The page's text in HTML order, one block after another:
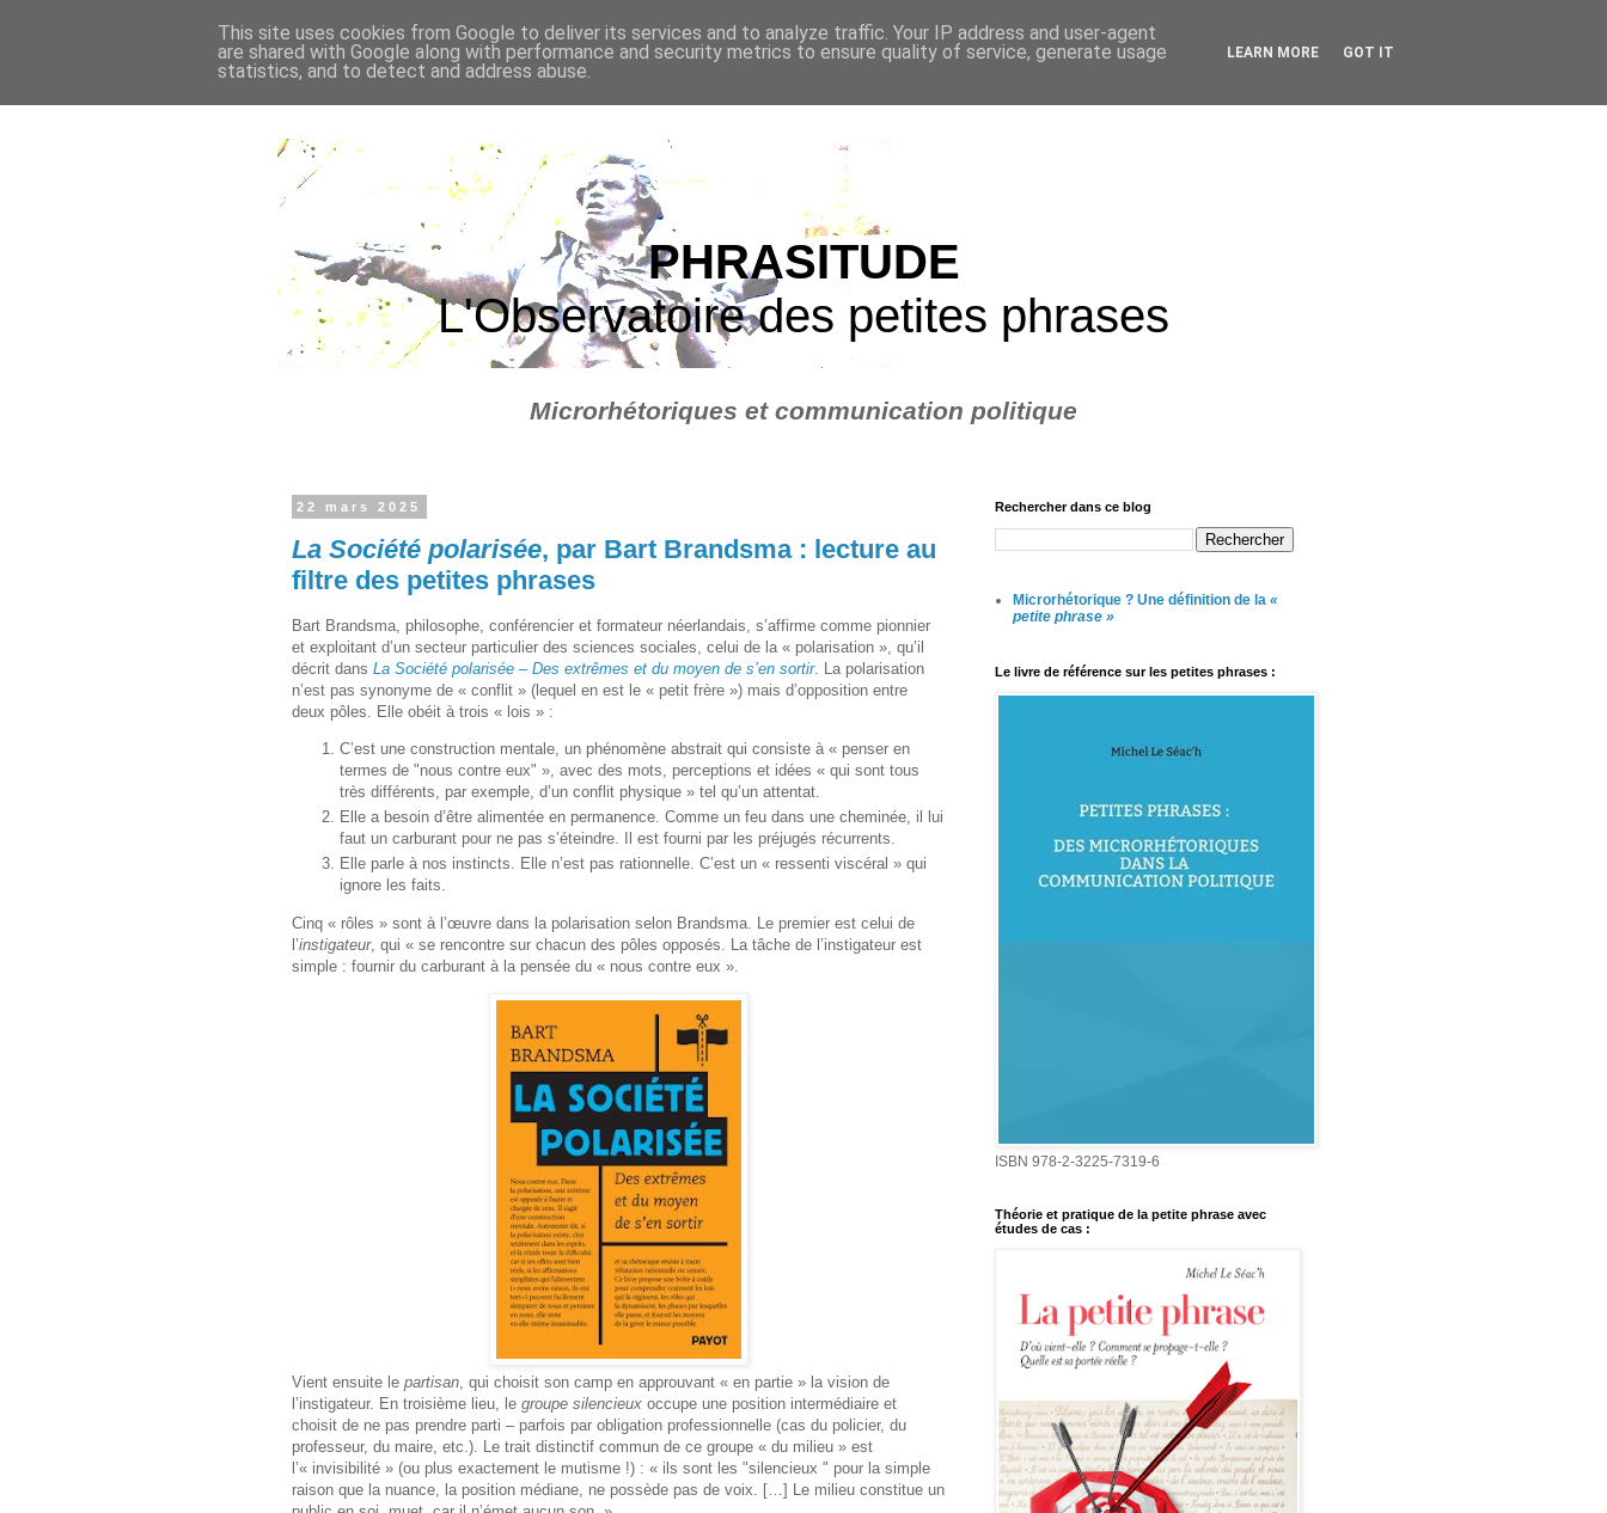
PHRASITUDE
L'Observatoire des petites phrases
Microrhétoriques et communication politique
22 mars 2025
La Société polarisée, par Bart Brandsma : lecture au
filtre des petites phrases
Bart Brandsma, philosophe, conférencier et formateur néerlandais, s’affirme comme pionnier
et exploitant d’un secteur particulier des sciences sociales, celui de la « polarisation », qu’il
décrit dans La Société polarisée – Des extrêmes et du moyen de s’en sortir. La polarisation
n’est pas synonyme de « conflit » (lequel en est le « petit frère ») mais d’opposition entre
deux pôles. Elle obéit à trois « lois » :
C’est une construction mentale, un phénomène abstrait qui consiste à « penser en
termes de "nous contre eux" », avec des mots, perceptions et idées « qui sont tous
très différents, par exemple, d’un conflit physique » tel qu’un attentat.
Elle a besoin d’être alimentée en permanence. Comme un feu dans une cheminée, il lui
faut un carburant pour ne pas s’éteindre. Il est fourni par les préjugés récurrents.
Elle parle à nos instincts. Elle n’est pas rationnelle. C’est un « ressenti viscéral » qui
ignore les faits.
Cinq « rôles » sont à l’œuvre dans la polarisation selon Brandsma. Le premier est celui de
l’instigateur, qui « se rencontre sur chacun des pôles opposés. La tâche de l’instigateur est
simple : fournir du carburant à la pensée du « nous contre eux ».
Vient ensuite le partisan , qui choisit son camp en approuvant « en partie » la vision de
l’instigateur. En troisième lieu, le groupe silencieux occupe une position intermédiaire et
choisit de ne pas prendre parti – parfois par obligation professionnelle (cas du policier, du
professeur, du maire, etc.). Le trait distinctif commun de ce groupe « du milieu » est
l’« invisibilité » (ou plus exactement le mutisme !) : « ils sont les "silencieux " pour la simple
raison que la nuance, la position médiane, ne possède pas de voix. […] Le milieu constitue un
Rechercher dans ce blog
Microrhétorique ? Une définition de la «
petite phrase »
Le livre de référence sur les petites phrases :
ISBN 978-2-3225-7319-6
Théorie et pratique de la petite phrase avec
études de cas :
This site uses cookies from Google to deliver its services and to analyze traffic. Your IP address and user-agent
are shared with Google along with performance and security metrics to ensure quality of service, generate usage
statistics, and to detect and address abuse.
LEARN MORE GOT IT